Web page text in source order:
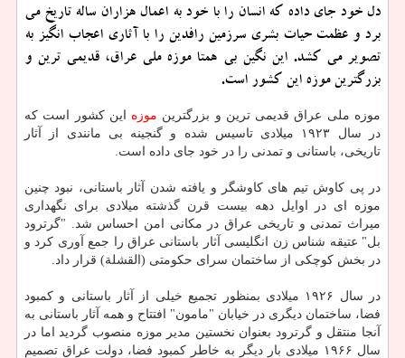
دل خود جای داده که انسان را با خود به اعمال هزاران ساله تاریخ می
برد و عظمت حیات بشری سرزمین رافدین را با آثاری اعجاب انگیز به
تصویر می کشد. این نگین بی همتا موزه ملی عراق، قدیمی ترین و
بزرگترین موزه این کشور است.
موزه ملی عراق قدیمی ترین و بزرگترین موزه این کشور است که
در سال ۱۹۲۳ میلادی تاسیس شده و گنجینه بی مانندی از آثار
تاریخی، باستانی و تمدنی را در خود جای داده است.
در پی کاوش تیم های کاوشگر و یافته شدن آثار باستانی، نبود چنین
موزه ای در اوایل دهه بیست قرن گذشته میلادی برای نگهداری
میراث تمدنی و تاریخی عراق در مکانی امن احساس شد. "گرترود
بل" عتیقه شناس زن انگلیسی آثار باستانی عراق را جمع آوری کرد و
در بخش کوچکی از ساختمان سرای حکومتی (القشلة) قرار داد.
در سال ۱۹۲۶ میلادی بمنظور تجمیع خیلی از آثار باستانی و کمبود
فضا، ساختمان دیگری در خیابان "مامون" افتتاح و همه آثار باستانی به
آنجا منتقل و گرترود بعنوان نخستین مدیر موزه منصوب گردید اما در
سال ۱۹۶۶ میلادی بار دیگر به خاطر کمبود فضا، دولت عراق تصمیم